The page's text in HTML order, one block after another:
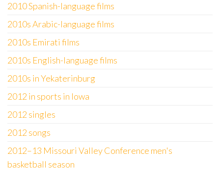
2010 Spanish-language films
2010s Arabic-language films
2010s Emirati films
2010s English-language films
2010s in Yekaterinburg
2012 in sports in Iowa
2012 singles
2012 songs
2012–13 Missouri Valley Conference men's
basketball season